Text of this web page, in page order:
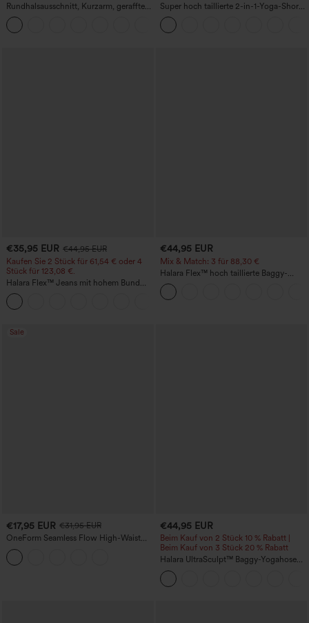
Rundhalsausschnitt, Kurzarm, gerafftes
Cool-Touch Yoga-Sporttop - UPF50+
Super hoch taillierte 2-in-1-Yoga-Shorts
mit Gesäßtasche und Seitentasche-
längere Länge
€35,95 EUR €44,95 EUR
Kaufen Sie 2 Stück für 61,54 € oder 4
Stück für 123,08 €.
Halara Flex™ Jeans mit hohem Bund
und Taschen, gewaschener, lässiger
Bootcut
€44,95 EUR
Mix & Match: 3 für 88,30 €
Halara Flex™ hoch taillierte Baggy-
Jeans mit Taschen, weitem Bein,
stonewashed, lässig
Sale
€17,95 EUR €31,95 EUR
OneForm Seamless Flow High-Waist
Yogaleggings – nahtlos, mit hoher
Taille, bauchformend und mit
Hebeeffekt für den Po
€44,95 EUR
Beim Kauf von 2 Stück 10 % Rabatt |
Beim Kauf von 3 Stück 20 % Rabatt
Halara UltraSculpt™ Baggy-Yogahose
mit hohem Bund, Bauchkontrolle,
Color-Block-Streifen und Taschen